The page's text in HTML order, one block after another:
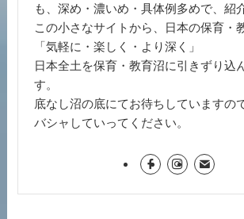
も、深め・濃いめ・具体例多めで、紹
この小さなサイトから、日本の保育・
「気軽に・楽しく・より深く」
日本全土を保育・教育沼に引きずり込
す。
底なし沼の底にてお待ちしていますの
バシャしていってください。